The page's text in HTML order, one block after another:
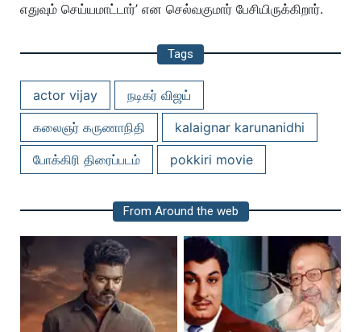
எதுவும் செய்யமாட்டார்’ என செல்வகுமார் பேசியிருக்கிறார்.
Tags
actor vijay
நடிகர் விஜய்
கலைஞர் கருணாநிதி
kalaignar karunanidhi
போக்கிரி திரைப்படம்
pokkiri movie
From Around the web